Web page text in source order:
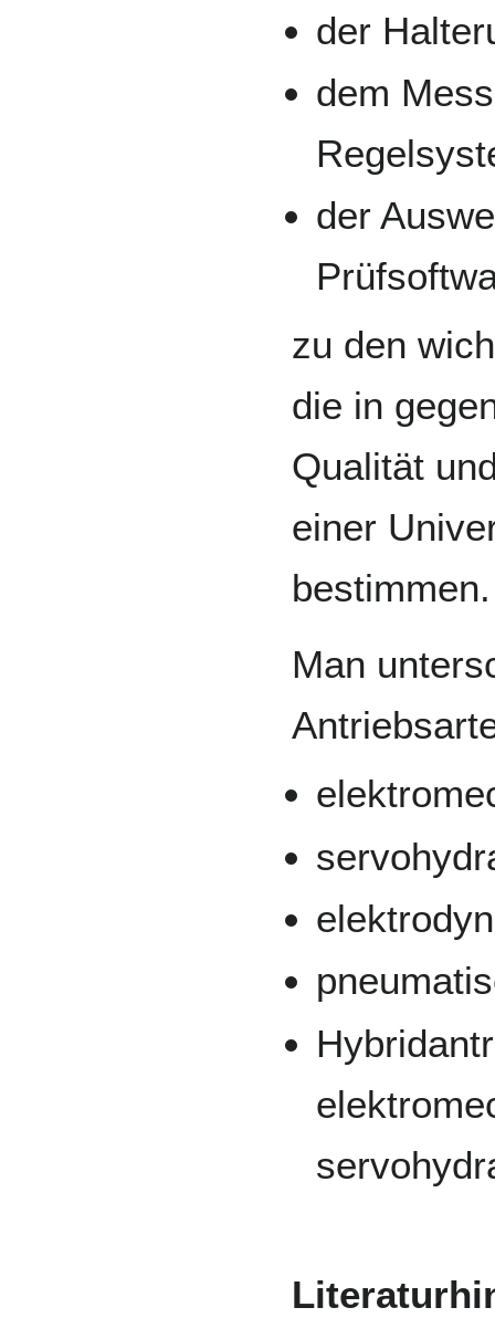
der
dem
der
zu den
die in
Qualität
einer
bestimmen.
Man